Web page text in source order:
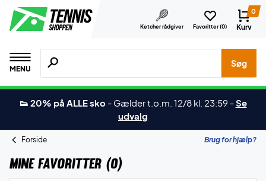
Ketcher rådgiver Favoritter (0)
0
Kurv
MENU
Søg efter produkter, mærker etc.
Søg
👟 20% på ALLE sko - Gælder t.o.m. 12/8 kl. 23:59 -Se
udvalg
Forside Brug for hjælp?
Mine favoritter (0)